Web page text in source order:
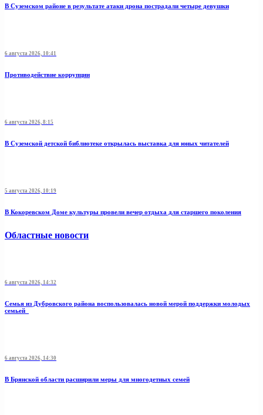
В Суземском районе в результате атаки дрона пострадали четыре девушки
6 августа 2026, 10:41
Противодействие коррупции
6 августа 2026, 8:15
В Суземской детской библиотеке открылась выставка для юных читателей
5 августа 2026, 10:19
В Кокоревском Доме культуры провели вечер отдыха для старшего поколения
Областные новости
6 августа 2026, 14:32
Семья из Дубровского района воспользовалась новой мерой поддержки молодых
семьей
6 августа 2026, 14:30
В Брянской области расширили меры для многодетных семей